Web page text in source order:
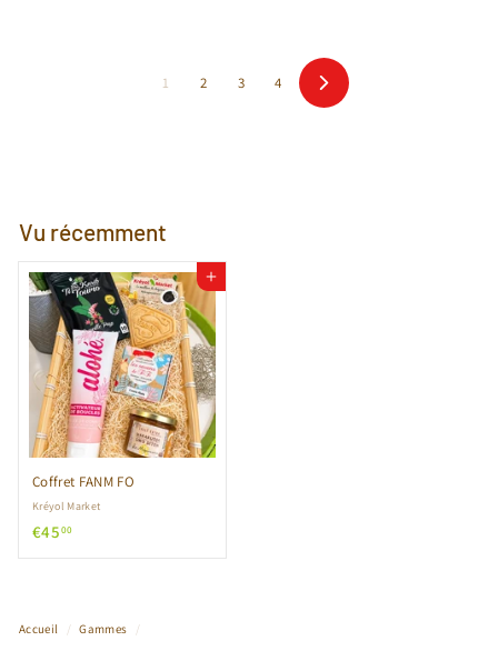
6
0
1 2 3 4
Suivant
Vu récemment
Ajouter au panier
Coffret FANM FO
Kréyol Market
€4500€
4
0
Accueil / Gammes /